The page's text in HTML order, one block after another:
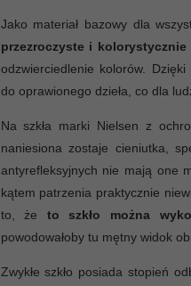
Jako materiał bazowy dla
przezroczyste i kolorystycznie
odzwierciedlenie kolorów.
do oprawionego dzieła, co dla
Na szkła marki Nielsen z
naniesiona zostaje cieniutka,
antyrefleksyjnych nie mają one
kątem patrzenia praktycznie
to, że to szkło można
powodowałoby tu mętny widok
Zwykłe szkło posiada stopień